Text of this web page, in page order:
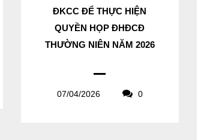
ĐKCC ĐỂ THỰC HIỆN
QUYỀN HỌP ĐHĐCĐ
THƯỜNG NIÊN NĂM 2026
07/04/2026 0